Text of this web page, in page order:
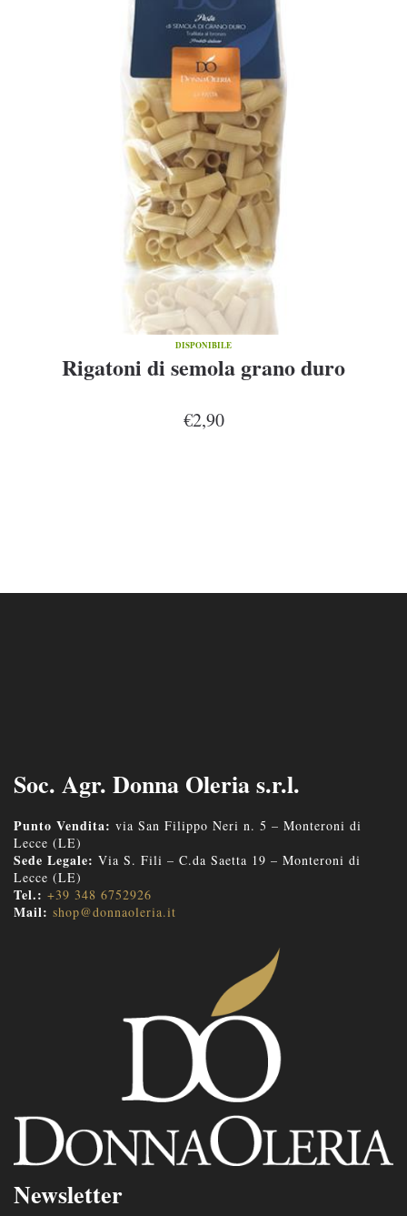
DISPONIBILE
Rigatoni di semola grano duro
€2,90
Soc. Agr. Donna Oleria s.r.l.
Punto Vendita: via San Filippo Neri n. 5 – Monteroni di
Lecce (LE)
Sede Legale: Via S. Fili – C.da Saetta 19 – Monteroni di
Lecce (LE)
Tel.: +39 348 6752926
Mail: shop@donnaoleria.it
Newsletter